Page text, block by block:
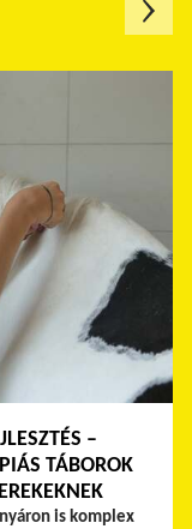
–
TÁBOROK
is komplex